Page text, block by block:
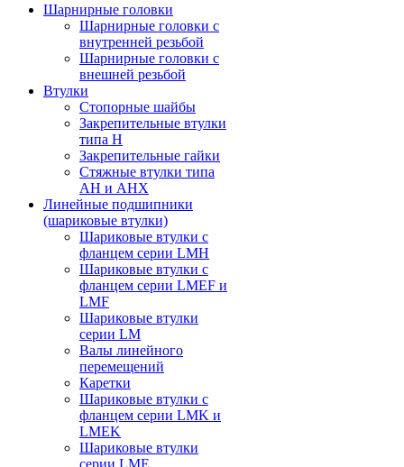
Шарнирные головки
Шарнирные головки с
внутренней резьбой
Шарнирные головки с
внешней резьбой
Втулки
Стопорные шайбы
Закрепительные втулки
типа H
Закрепительные гайки
Стяжные втулки типа
AH и AHX
Линейные подшипники
(шариковые втулки)
Шариковые втулки с
фланцем серии LMH
Шариковые втулки с
фланцем серии LMEF и
LMF
Шариковые втулки
серии LM
Валы линейного
перемещений
Каретки
Шариковые втулки с
фланцем серии LMK и
LMEK
Шариковые втулки
серии LME